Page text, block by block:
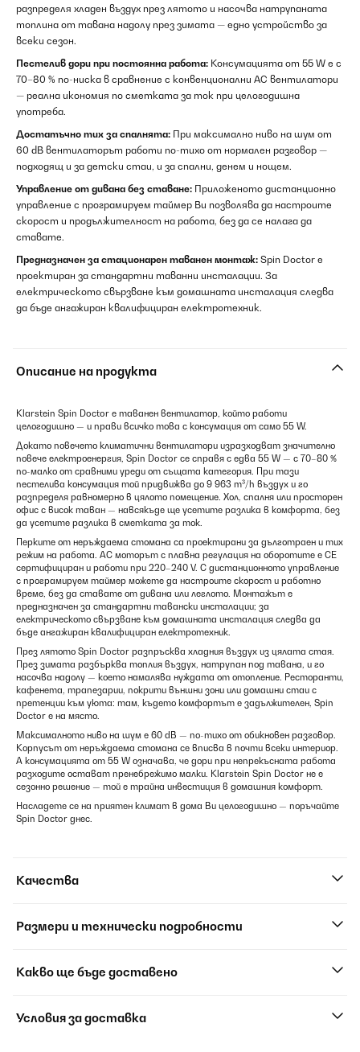
разпределя хладен въздух през лятото и насочва натрупаната
топлина от тавана надолу през зимата — едно устройство за
всеки сезон.
Пестелив дори при постоянна работа: Консумацията от 55 W е с
70–80 % по-ниска в сравнение с конвенционални AC вентилатори
— реална икономия по сметката за ток при целогодишна
употреба.
Достатъчно тих за спалнята: При максимално ниво на шум от
60 dB вентилаторът работи по-тихо от нормален разговор —
подходящ и за детски стаи, и за спални, денем и нощем.
Управление от дивана без ставане: Приложеното дистанционно
управление с програмируем таймер Ви позволява да настроите
скорост и продължителност на работа, без да се налага да
ставате.
Предназначен за стационарен таванен монтаж: Spin Doctor е
проектиран за стандартни таванни инсталации. За
електрическото свързване към домашната инсталация следва
да бъде ангажиран квалифициран електротехник.
Описание на продукта
Klarstein Spin Doctor е таванен вентилатор, който работи
целогодишно — и прави всичко това с консумация от само 55 W.
Докато повечето климатични вентилатори изразходват значително
повече електроенергия, Spin Doctor се справя с едва 55 W — с 70–80 %
по-малко от сравними уреди от същата категория. При тази
пестелива консумация той придвижва до 9 963 m³/h въздух и го
разпределя равномерно в цялото помещение. Хол, спалня или просторен
офис с висок таван — навсякъде ще усетите разлика в комфорта, без
да усетите разлика в сметката за ток.
Перките от неръждаема стомана са проектирани за дълготраен и тих
режим на работа. AC моторът с плавна регулация на оборотите е CE
сертифициран и работи при 220–240 V. С дистанционното управление
с програмируем таймер можете да настроите скорост и работно
време, без да ставате от дивана или леглото. Монтажът е
предназначен за стандартни тавански инсталации; за
електрическото свързване към домашната инсталация следва да
бъде ангажиран квалифициран електротехник.
През лятото Spin Doctor разпръсква хладния въздух из цялата стая.
През зимата разбърква топлия въздух, натрупан под тавана, и го
насочва надолу — което намалява нуждата от отопление. Ресторанти,
кафенета, трапезарии, покрити външни зони или домашни стаи с
претенции към уюта: там, където комфортът е задължителен, Spin
Doctor е на място.
Максималното ниво на шум е 60 dB — по-тихо от обикновен разговор.
Корпусът от неръждаема стомана се вписва в почти всеки интериор.
А консумацията от 55 W означава, че дори при непрекъсната работа
разходите остават пренебрежимо малки. Klarstein Spin Doctor не е
сезонно решение — той е трайна инвестиция в домашния комфорт.
Насладете се на приятен климат в дома Ви целогодишно — поръчайте
Spin Doctor днес.
Качества
Размери и технически подробности
Какво ще бъде доставено
Условия за доставка